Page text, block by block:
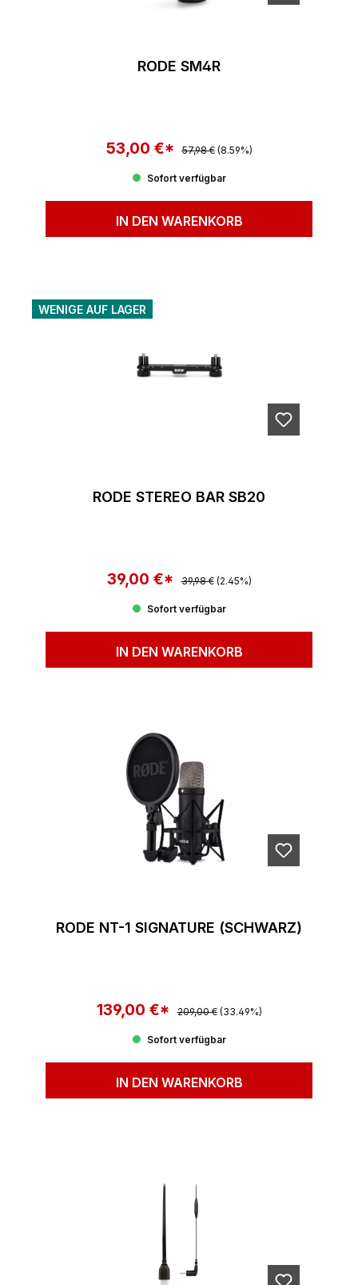
RODE SM4R
Verkaufspreis:
53,00 €* Regulärer Preis:
57,98 € (8.59%)
Sofort verfügbar
IN DEN WARENKORB
WENIGE AUF LAGER
RODE STEREO BAR SB20
Verkaufspreis:
39,00 €* Regulärer Preis:
39,98 € (2.45%)
Sofort verfügbar
IN DEN WARENKORB
RODE NT-1 SIGNATURE (SCHWARZ)
Verkaufspreis:
139,00 €* Regulärer Preis:
209,00 € (33.49%)
Sofort verfügbar
IN DEN WARENKORB